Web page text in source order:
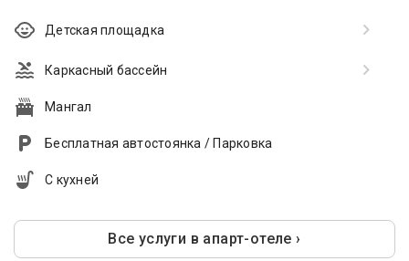
Детская площадка
Каркасный бассейн
Мангал
Бесплатная автостоянка / Парковка
С кухней
Все услуги в апарт-отеле ›